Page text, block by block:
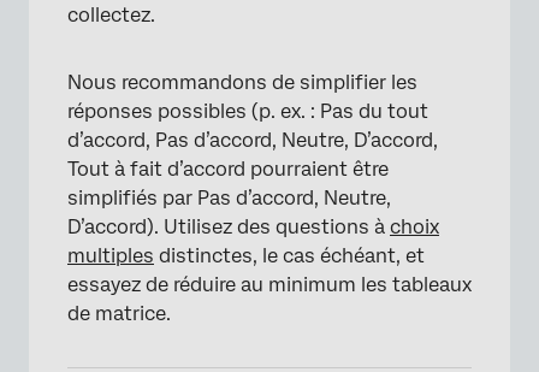
collectez.
Nous recommandons de simplifier les
réponses possibles (p. ex. : Pas du tout
d’accord, Pas d’accord, Neutre, D’accord,
Tout à fait d’accord pourraient être
simplifiés par Pas d’accord, Neutre,
D’accord). Utilisez des questions à choix
multiples distinctes, le cas échéant, et
essayez de réduire au minimum les tableaux
de matrice.